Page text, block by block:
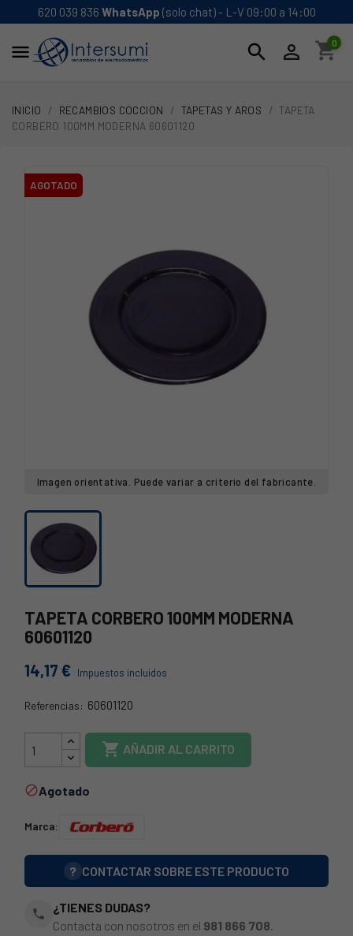
620 039 836 WhatsApp (solo chat) - L-V 09:00 a 14:00
 search  shopping_cart
0
INICIO RECAMBIOS COCCION TAPETAS Y AROS
TAPETA
CORBERO 100MM MODERNA 60601120
AGOTADO
Imagen orientativa. Puede variar a criterio del fabricante.
TAPETA CORBERO 100MM MODERNA
60601120
14,17 € Impuestos incluidos
Referencias: 60601120
44CO0027
 AÑADIR AL CARRITO
Agotado
Marca:
? CONTACTAR SOBRE ESTE PRODUCTO
phone
¿TIENES DUDAS?
Contacta con nosotros en el 981 866 708